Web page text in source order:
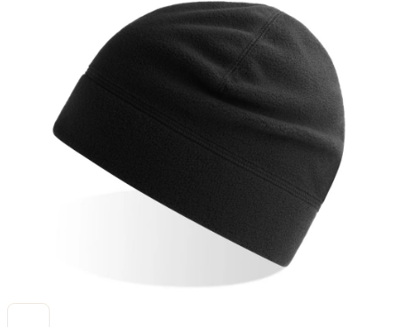
0,0
z
5